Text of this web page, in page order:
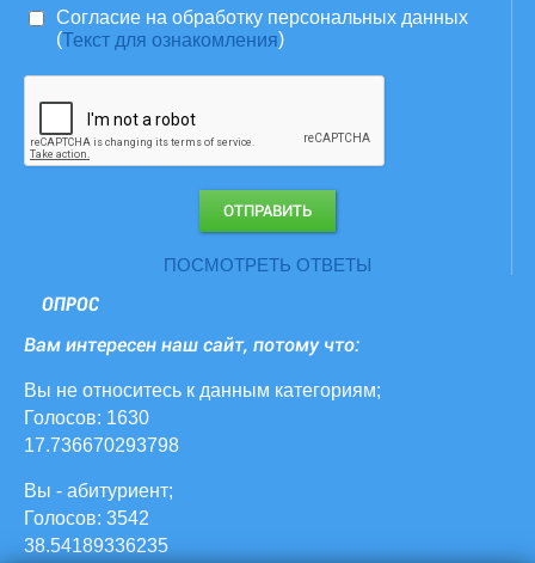
Согласие на обработку персональных данных
(Текст для ознакомления)
ПОСМОТРЕТЬ ОТВЕТЫ
ОПРОС
Вам интересен наш сайт, потому что:
Вы не относитесь к данным категориям;
Голосов: 1630
17.736670293798
Вы - абитуриент;
Голосов: 3542
38.54189336235